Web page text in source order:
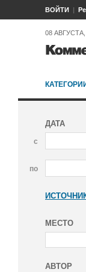
ВОЙТИ
08
ДАТА
с
по
МЕСТО
АВТОР